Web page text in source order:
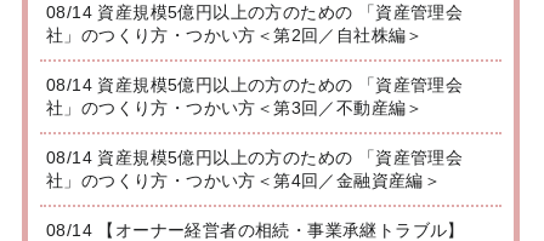
08/14 資産規模5億円以上の方のための 「資産管理会
社」のつくり方・つかい方＜第2回／自社株編＞
08/14 資産規模5億円以上の方のための 「資産管理会
社」のつくり方・つかい方＜第3回／不動産編＞
08/14 資産規模5億円以上の方のための 「資産管理会
社」のつくり方・つかい方＜第4回／金融資産編＞
08/14 【オーナー経営者の相続・事業承継トラブル】